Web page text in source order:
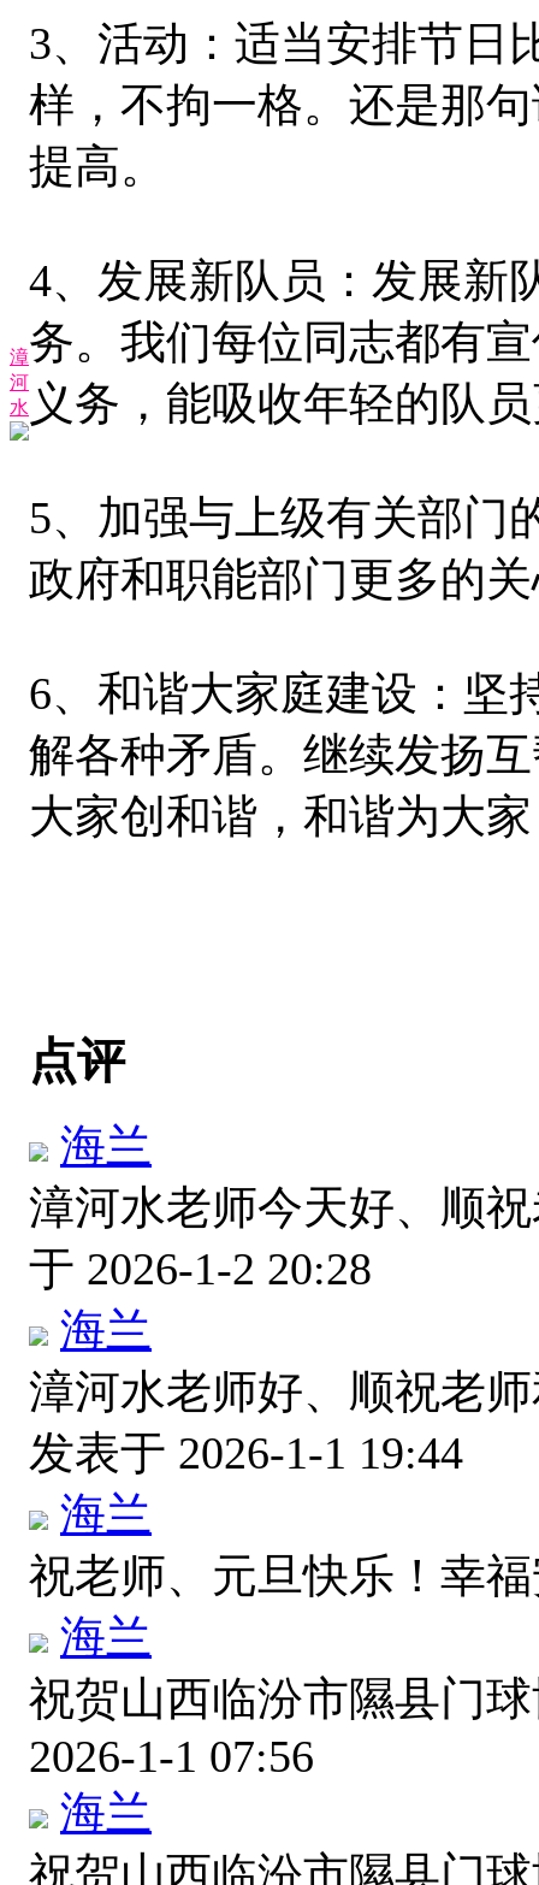
漳
河
水
3、活动：适当安排节日
样，不拘一格。还是那
提高。
4、发展新队员：发展新
务。我们每位同志都有
义务，能吸收年轻的队
5、加强与上级有关部门
政府和职能部门更多的
6、和谐大家庭建设：坚
解各种矛盾。继续发扬
大家创和谐，和谐为大
点评
海兰
漳河水老师今天好、顺
于 2026-1-2 20:28
海兰
漳河水老师好、顺祝老
发表于 2026-1-1 19:44
海兰
祝老师、元旦快乐！幸
海兰
祝贺山西临汾市隰县门
2026-1-1 07:56
海兰
祝贺山西临汾市隰县门